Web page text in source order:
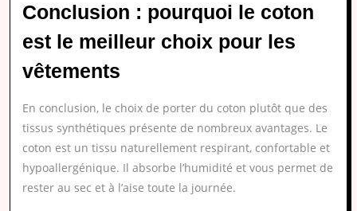
Conclusion : pourquoi le coton
est le meilleur choix pour les
vêtements
En conclusion, le choix de porter du coton plutôt que des
tissus synthétiques présente de nombreux avantages. Le
coton est un tissu naturellement respirant, confortable et
hypoallergénique. Il absorbe l’humidité et vous permet de
rester au sec et à l’aise toute la journée.